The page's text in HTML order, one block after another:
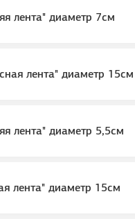
лента" диаметр 7см
лента" диаметр 15см
лента" диаметр 5,5см
лента" диаметр 15см